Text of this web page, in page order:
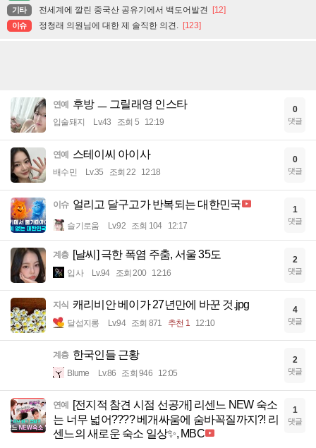
기타 전세계에 깔린 중국산 공유기에서 백도어발견 [12]
이슈 정청래 의원님에 대한 제 솔직한 의견. [123]
연예 후방 ㅡ 그릴래영 인스타
입술돼지 Lv.43 조회 5 12:19
0
댓글
연예 스테이씨 아이사
배수민 Lv.35 조회 22 12:18
0
댓글
이슈 얼리고 달구고가 반복되는 대한민국
슬기로움 Lv.92 조회 104 12:17
1
댓글
계층 [날씨] 극한 폭염 주춤, 서울 35도
입사 Lv.94 조회 200 12:16
2
댓글
지식 캐리비안 베이가 27년만에 바꾼 것.jpg
달섭지롱 Lv.94 조회 871 추천 1 12:10
4
댓글
계층 한국인들 근황
Blume Lv.86 조회 946 12:05
2
댓글
연예 [전지적 참견 시점 선공개] 리센느 NEW 숙소
는 너무 넓어???? 베개싸움에 숨바꼭질까지?! 리
센느의 새로운 숙소 일상✨, MBC
1
댓글